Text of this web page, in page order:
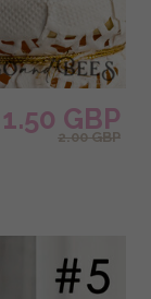
1.50 GBP
2.00 GBP